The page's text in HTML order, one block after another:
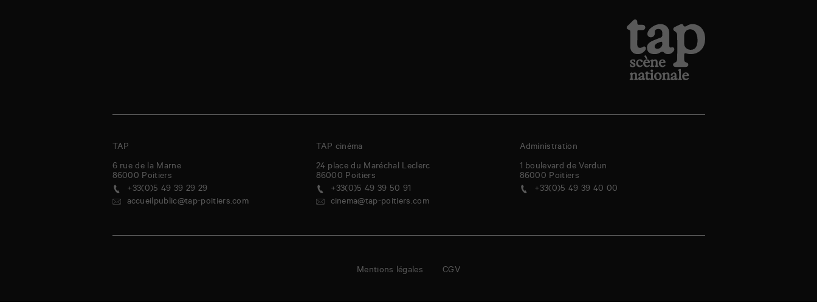
TAP
6 rue de la Marne
86000 Poitiers
+33(0)5 49 39 29 29
accueilpublic@tap-poitiers.com
TAP cinéma
24 place du Maréchal Leclerc
86000 Poitiers
+33(0)5 49 39 50 91
cinema@tap-poitiers.com
Administration
1 boulevard de Verdun
86000 Poitiers
+33(0)5 49 39 40 00
Mentions légales CGV